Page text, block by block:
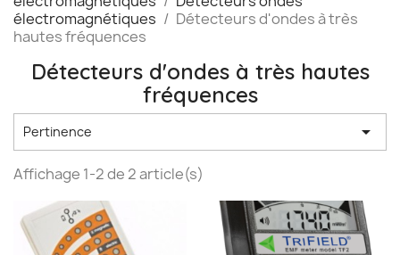
électromagnétiques
Détecteurs d'ondes à très
hautes fréquences
Détecteurs d'ondes à très hautes
fréquences
Pertinence 
Affichage 1-2 de 2 article(s)